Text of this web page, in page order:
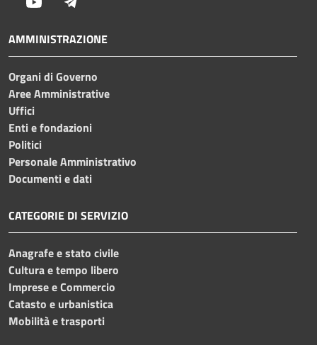
AMMINISTRAZIONE
Organi di Governo
Aree Amministrative
Uffici
Enti e fondazioni
Politici
Personale Amministrativo
Documenti e dati
CATEGORIE DI SERVIZIO
Anagrafe e stato civile
Cultura e tempo libero
Imprese e Commercio
Catasto e urbanistica
Mobilità e trasporti